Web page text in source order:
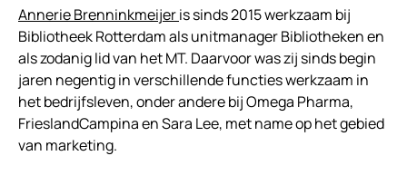
Annerie Brenninkmeijeris sinds 2015 werkzaam bij
Bibliotheek Rotterdam als unitmanager Bibliotheken en
als zodanig lid van het MT. Daarvoor was zij sinds begin
jaren negentig in verschillende functies werkzaam in
het bedrijfsleven, onder andere bij Omega Pharma,
FrieslandCampina en Sara Lee, met name op het gebied
van marketing.